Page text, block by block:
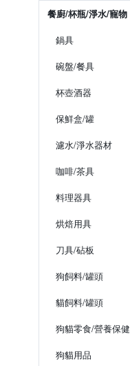
餐廚/杯瓶/淨水/寵物
鍋具
碗盤/餐具
杯壺酒器
保鮮盒/罐
濾水/淨水器材
咖啡/茶具
料理器具
烘焙用具
刀具/砧板
狗飼料/罐頭
貓飼料/罐頭
狗貓零食/營養保健
狗貓用品